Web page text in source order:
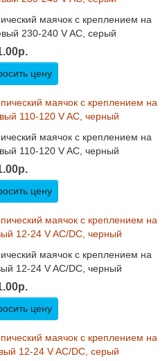
маячок с креплением на
230-240 V AC, серый
цену
маячок с креплением на
110-120 V AC, черный
цену
маячок с креплением на
12-24 V AC/DC, черный
цену